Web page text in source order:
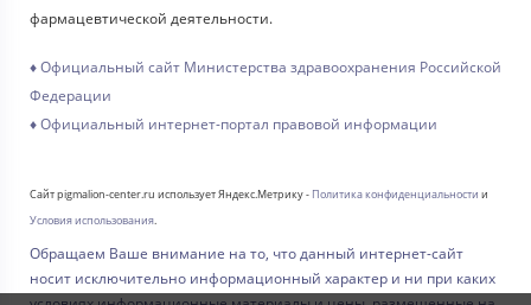
фармацевтической деятельности.
♦ Официальный сайт Министерства здравоохранения Российской
Федерации
♦ Официальный интернет-портал правовой информации
Сайт pigmalion-center.ru использует Яндекс.Метрику - Политика конфиденциальности и
Условия использования.
Обращаем Ваше внимание на то, что данный интернет-сайт
носит исключительно информационный характер и ни при каких